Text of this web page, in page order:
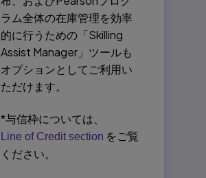
ラム全体の在庫管理を効率
的に行うための「Skilling
Assist Manager」ツールも
オプションとしてご利用い
ただけます。
*与信枠については、
Line of Credit section をご覧
ください。